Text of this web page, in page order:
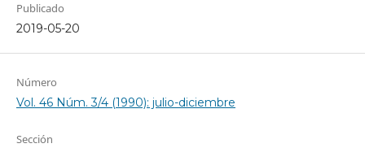
Publicado
2019-05-20
Número
Vol. 46 Núm. 3/4 (1990): julio-diciembre
Sección